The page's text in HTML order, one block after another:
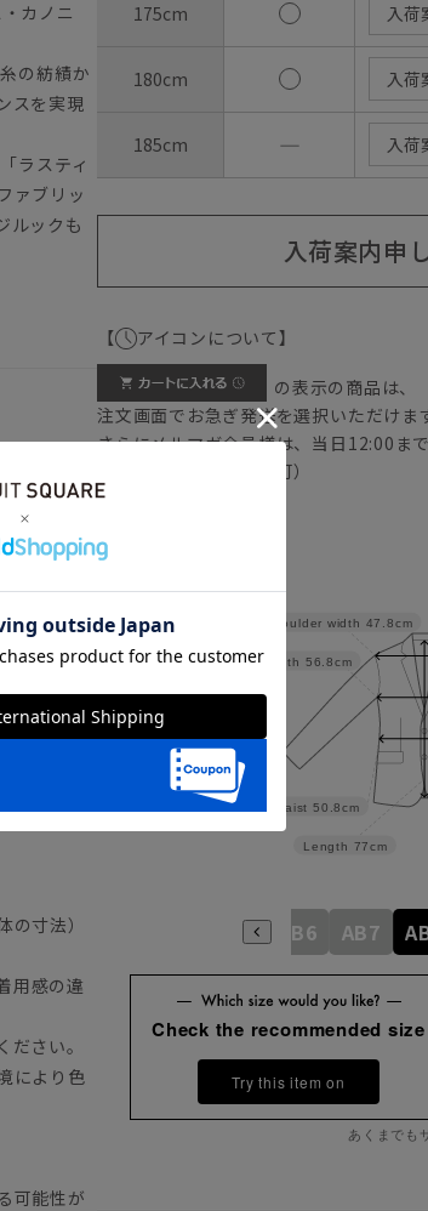
カノニ
の紡績か
スを実現
ラスティ
ァブリッ
ルックも
ンツ
さい。
寸法）
用感の違
さい。
により色
可能性が
175cm 入荷
180cm 入荷
185cm ― 入荷
入荷案内申
【 アイコンについて】
の表示の商品は、
注文画面でお急ぎ発送を選択いただけま
さらにメルマガ会員様は、当日12:00ま
正商品の場合は対応不可）
詳しくはこちら
Length 77cm
Waist 50.8cm
Width 56.8cm
Shoulder width 47.8cm
A9 AB5 AB6 AB7
Check the recommended size
Try this item on
あくまでも